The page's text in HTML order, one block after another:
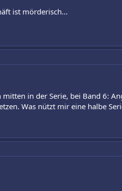
ist mörderisch...
in der Serie, bei Band 6:
Was nützt mir eine halbe